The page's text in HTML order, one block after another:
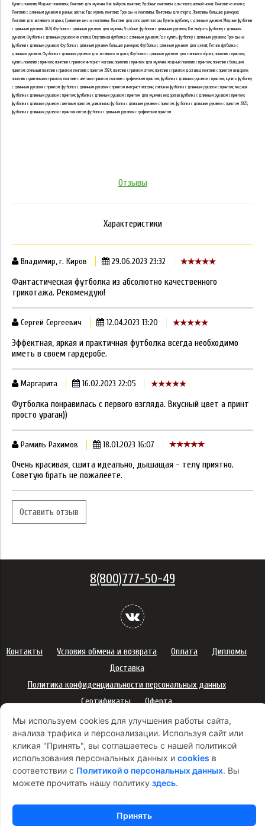
Купить лонгслив; Модные лонгсливы; Лонгслив для мужчин; Как выбрать лонгслив; Удобные лонгсливы для повседневной носки; Лонгслив из хлопка;
Лонгслив с длинным рукавом в разных цветах; Где купить лонгслив; Тренды на лонгсливы; Лонгсливы для спорта; Лонгсливы больших размеров;
Лонгслив для активного отдыха; Сравнение цен на лонгсливы; Лонгслив для холодной погоды; Купить футболку с длинным рукавом; Модные футболки
с длинным рукавом 2024; Футболка с длинным рукавом для мужчин; Удобные футболки с длинным рукавом; Как выбрать футболку с длинным
рукавом; Футболка с длинным рукавом из хлопка; Спортивная футболка с длинным рукавом; Где купить футболку с длинным рукавом; Тренды на
футболки с длинным рукавом; Футболка с длинным рукавом больших размеров; Футболка с длинным рукавом для детей; Летняя футболка с
длинным рукавом; Футболка с длинным рукавом для активного отдыха; Футболка с длинным рукавом для стильного образа; лонгслив с принтом;
купить лонгслив с принтом; лонгслив с принтом интернет-магазин; лонгслив с принтом для мужчин; модный лонгслив с принтом; лонгслив с большим
принтом; стильный лонгслив с принтом; лонгслив с принтом 2024; лонгслив с принтом оптом; лонгслив с принтом доставка; лонгслив с принтом недорого;
лонгслив с уникальным принтом; лонгслив с цветным принтом; лонгслив с графическим принтом; футболка с длинным рукавом с принтом; купить футболку
с длинным рукавом с принтом; футболка с длинным рукавом с принтом интернет-магазин; стильная футболка с длинным рукавом с принтом; модная
футболка с длинным рукавом с принтом; футболка с длинным рукавом с принтом для мужчин; недорогая футболка с длинным рукавом с принтом;
футболка с длинным рукавом с цветным принтом; уникальная футболка с длинным рукавом с принтом; футболка с длинным рукавом с принтом 2025;
футболка с длинным рукавом с принтом оптом; футболка с длинным рукавом с графическим принтом
Отзывы
Характеристики
Владимир, г. Киров 29.06.2023 23:32
Фантастическая футболка из абсолютно качественного
трикотажа. Рекомендую!
Сергей Сергеевич 12.04.2023 13:20
Эффектная, яркая и практичная футболка всегда необходимо
иметь в своем гардеробе.
Маргарита 16.02.2023 22:05
Футболка понравилась с первого взгляда. Вкусный цвет а принт
просто ураган))
Рамиль Рахимов 18.01.2023 16:07
Очень красивая, сшита идеально, дышащая - телу приятно.
Советую брать не пожалеете.
Оставить отзыв
Мы используем cookies для улучшения работы сайта,
анализа трафика и персонализации. Используя сайт или
кликая "Принять", вы соглашаетесь с нашей политикой
использования персональных данных и cookies в
соответствии с Политикой о персональных данных. Вы
можете прочитать нашу политику здесь.
Принять
8(800)777-50-49
Контакты Условия обмена и возврата Оплата
Дипломы
Доставка
Политика конфиденциальности персональных данных
Сертификаты
Оферта
Правила использования подарочных карт
Правила ухода за одеждой
Политика платежей
Условия использования Cookie-файлов
Согласие на рекламную рассылку